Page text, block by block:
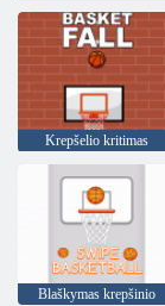
Krepšelio kritimas
Blaškymas krepšinio